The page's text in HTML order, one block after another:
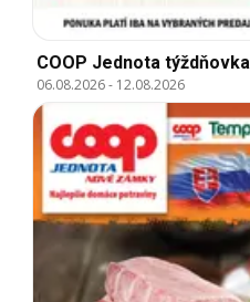
COOP Jednota týždňovka
06.08.2026- 12.08.2026